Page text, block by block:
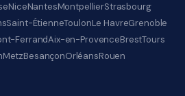
NiceNantesMontpellierStrasbourg
Saint-ÉtienneToulonLe HavreGrenoble
FerrandAix-en-ProvenceBrestTours
MetzBesançonOrléansRouen